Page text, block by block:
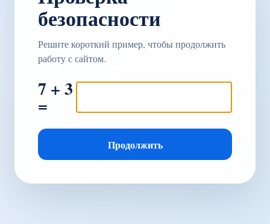
безопасности
Решите короткий пример, чтобы продолжить
работу с сайтом.
7 + 3
=
Продолжить